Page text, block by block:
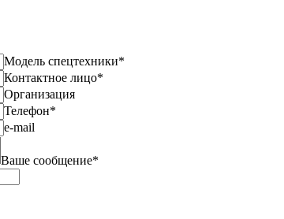
Модель спецтехники*
Контактное лицо*
Организация
Телефон*
e-mail
Ваше сообщение*